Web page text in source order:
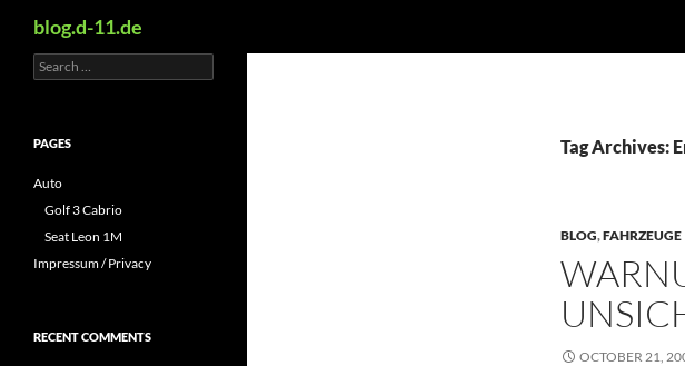
blog.d-11.de
Tag Archives:
BLOG,FAHRZEUGE
OCTOBER 21,
Search
for:
PAGES
Auto
Golf 3 Cabrio
Seat Leon 1M
Impressum / Privacy
RECENT COMMENTS